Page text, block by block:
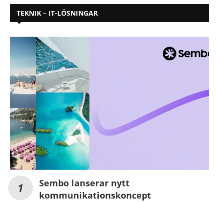
TEKNIK – IT-LÖSNINGAR
Sembo lanserar nytt
kommunikationskoncept